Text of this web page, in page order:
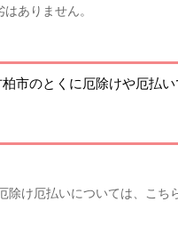
ありません。
市のとくに厄除けや厄払
け厄払いについては、こち